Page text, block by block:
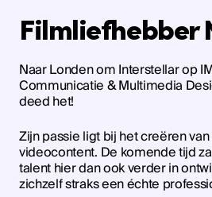
Filmliefhebber
Naar Londen om Interstellar op
Communicatie & Multimedia
deed het!
Zijn passie ligt bij het creëren
videocontent. De komende tijd
talent hier dan ook verder in
zichzelf straks een échte